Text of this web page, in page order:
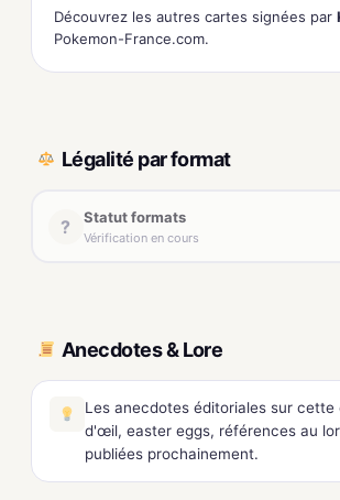
Découvrez les autres cartes signées par
Pokemon-France.com.
Légalité par format
? Statut formats
Vérification en cours
Anecdotes & Lore
Les anecdotes éditoriales sur
d'œil, easter eggs, références au
publiées prochainement.